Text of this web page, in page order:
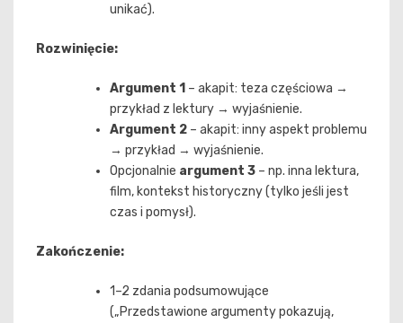
unikać).
Rozwinięcie:
Argument 1 – akapit: teza częściowa →
przykład z lektury → wyjaśnienie.
Argument 2 – akapit: inny aspekt problemu
→ przykład → wyjaśnienie.
Opcjonalnie argument 3 – np. inna lektura,
film, kontekst historyczny (tylko jeśli jest
czas i pomysł).
Zakończenie:
1–2 zdania podsumowujące
(„Przedstawione argumenty pokazują,